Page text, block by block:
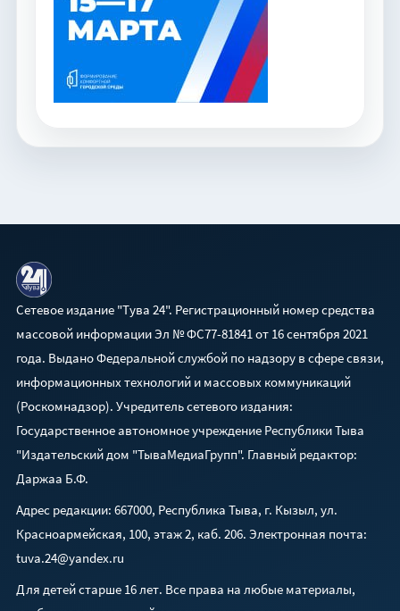
Сетевое издание "Тува 24". Регистрационный номер средства
массовой информации Эл № ФС77-81841 от 16 сентября 2021
года. Выдано Федеральной службой по надзору в сфере связи,
информационных технологий и массовых коммуникаций
(Роскомнадзор). Учредитель сетевого издания:
Государственное автономное учреждение Республики Тыва
"Издательский дом "ТываМедиаГрупп". Главный редактор:
Даржаа Б.Ф.
Адрес редакции: 667000, Республика Тыва, г. Кызыл, ул.
Красноармейская, 100, этаж 2, каб. 206. Электронная почта:
tuva.24@yandex.ru
Для детей старше 16 лет. Все права на любые материалы,